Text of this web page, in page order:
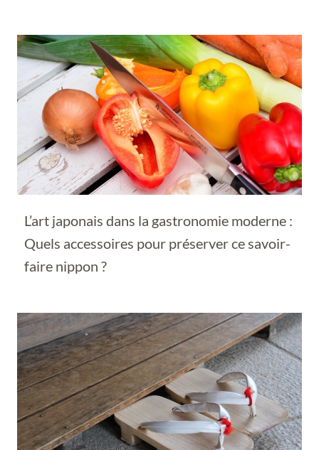
L’art japonais dans la gastronomie moderne :
Quels accessoires pour préserver ce savoir-
faire nippon ?